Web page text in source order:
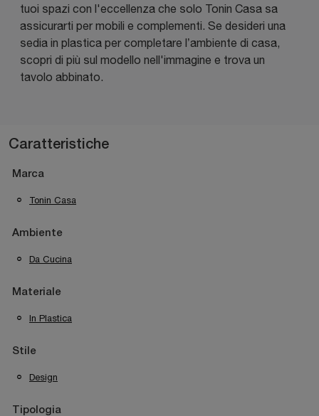
tuoi spazi con l'eccellenza che solo Tonin Casa sa
assicurarti per mobili e complementi. Se desideri una
sedia in plastica per completare l’ambiente di casa,
scopri di più sul modello nell'immagine e trova un
tavolo abbinato.
Caratteristiche
Marca
Tonin Casa
Ambiente
Da Cucina
Materiale
In Plastica
Stile
Design
Tipologia